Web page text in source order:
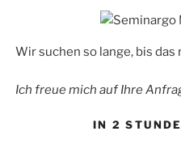
Wir suchen so lange, bis
Ich freue mich auf Ihre
IN 2